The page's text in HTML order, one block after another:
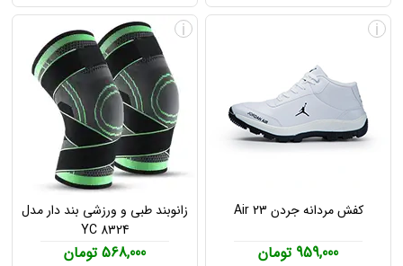
کفش مردانه جردن Air 23
959,000 تومان
i
زانوبند طبی و ورزشی بند دار مدل
YC 8324
568,000 تومان
i